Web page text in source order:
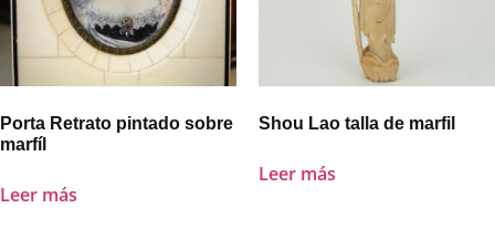
Porta Retrato pintado sobre
marfíl
Leer más
Shou Lao talla de marfil
Leer más